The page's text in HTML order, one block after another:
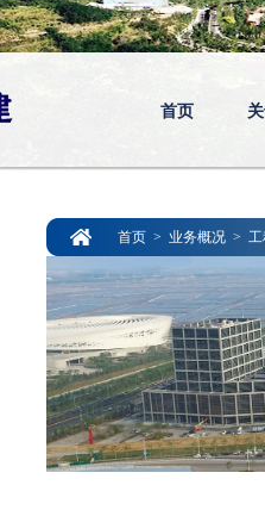
首页
首页 > 业务概况 >